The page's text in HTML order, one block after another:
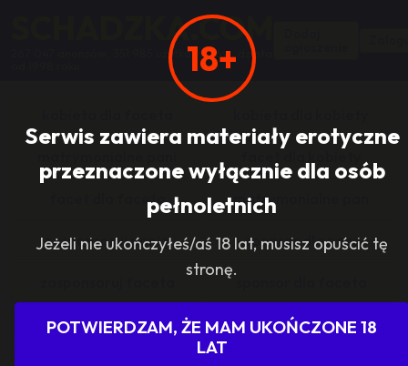
18+
Serwis zawiera materiały erotyczne
przeznaczone wyłącznie dla osób
pełnoletnich
Jeżeli nie ukończyłeś/aś 18 lat, musisz opuścić tę
stronę.
POTWIERDZAM, ŻE MAM UKOŃCZONE 18
LAT
SCHADZKA.COM
267 047 anonsów, 351 985 użytkowników, działa
facet dla faceta matrymonialne pan
zasponsoruj panią sponsor dla pani
sponsoring grupy agencje towarzyskie